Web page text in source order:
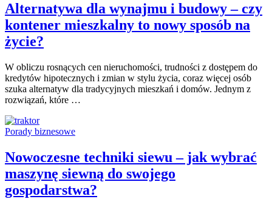
Alternatywa dla wynajmu i budowy – czy
kontener mieszkalny to nowy sposób na
życie?
W obliczu rosnących cen nieruchomości, trudności z dostępem do
kredytów hipotecznych i zmian w stylu życia, coraz więcej osób
szuka alternatyw dla tradycyjnych mieszkań i domów. Jednym z
rozwiązań, które …
Porady biznesowe
Nowoczesne techniki siewu – jak wybrać
maszynę siewną do swojego
gospodarstwa?